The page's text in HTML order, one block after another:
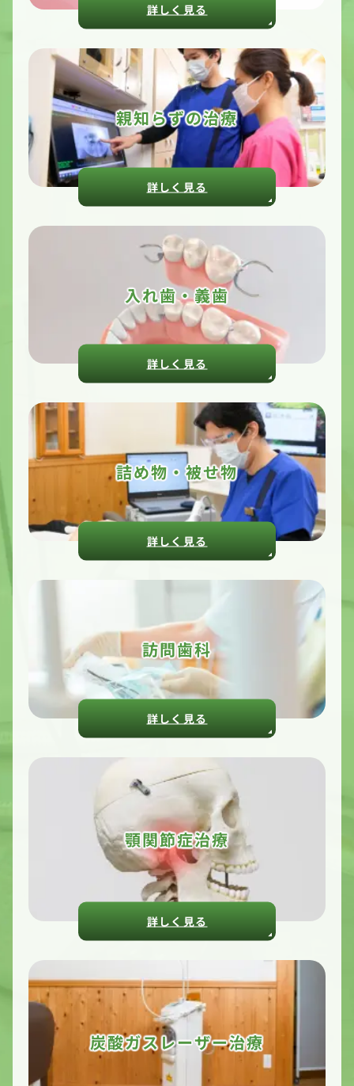
詳しく見る
親知らずの治療
詳しく見る
入れ歯・義歯
詳しく見る
詰め物・被せ物
詳しく見る
訪問歯科
詳しく見る
顎関節症治療
詳しく見る
炭酸ガスレーザー治療